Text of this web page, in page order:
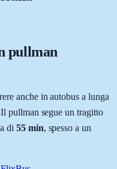
pullman
anche in autobus a lunga
pullman segue un tragitto
di 55 min, spesso a un